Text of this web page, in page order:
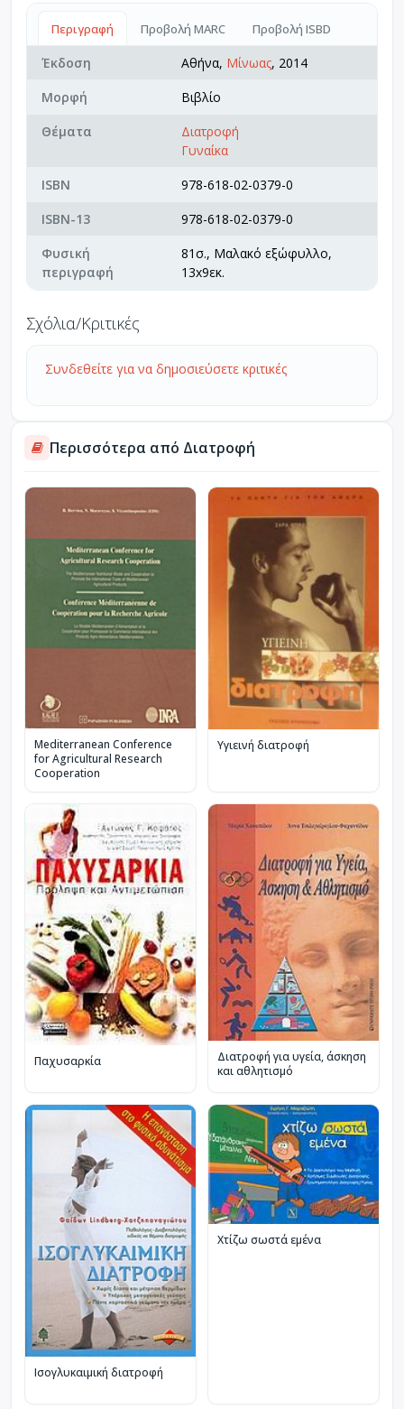
Περιγραφή Προβολή MARC Προβολή ISBD
Έκδοση Αθήνα, Μίνωας, 2014
Μορφή
Βιβλίο
Θέματα
Διατροφή
Γυναίκα
ISBN
978-618-02-0379-0
ISBN-13
978-618-02-0379-0
Φυσική
περιγραφή
81σ., Μαλακό εξώφυλλο,
13x9εκ.
Σχόλια/Κριτικές
Συνδεθείτε για να δημοσιεύσετε κριτικές
Περισσότερα από Διατροφή
Mediterranean Conference
for Agricultural Research
Cooperation
Υγιεινή διατροφή
Παχυσαρκία
Διατροφή για υγεία, άσκηση
και αθλητισμό
Ισογλυκαιμική διατροφή
Χτίζω σωστά εμένα